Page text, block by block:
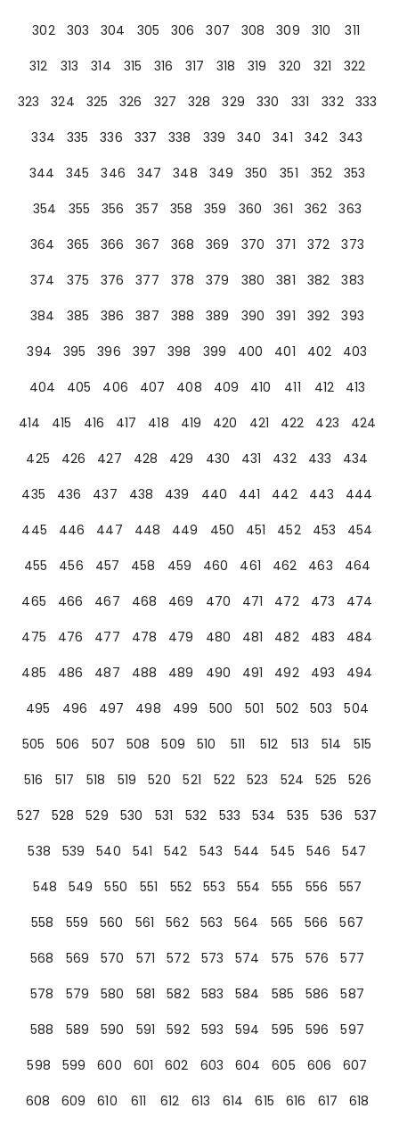
302
303 304 305 306 307 308 309 310
311
312
313 314 315 316 317 318 319 320 321
322
323
324 325 326 327 328 329 330 331 332
333
334
335 336 337 338 339 340 341 342
343
344
345 346 347 348 349 350 351 352
353
354
355 356 357 358 359 360 361 362
363
364
365 366 367 368 369 370 371 372
373
374
375 376 377 378 379 380 381 382
383
384
385 386 387 388 389 390 391 392
393
394
395 396 397 398 399 400 401 402
403
404
405 406 407 408 409 410 411 412
413
414
415 416 417 418 419 420 421 422 423
424
425
426 427 428 429 430 431 432 433
434
435
436 437 438 439 440 441 442 443
444
445
446 447 448 449 450 451 452 453
454
455
456 457 458 459 460 461 462 463
464
465
466 467 468 469 470 471 472 473
474
475
476 477 478 479 480 481 482 483
484
485
486 487 488 489 490 491 492 493
494
495
496 497 498 499 500 501 502 503
504
505
506 507 508 509 510 511 512 513 514
515
516
517 518 519 520 521 522 523 524 525
526
527
528 529 530 531 532 533 534 535 536
537
538
539 540 541 542 543 544 545 546
547
548
549 550 551 552 553 554 555 556
557
558
559 560 561 562 563 564 565 566
567
568
569 570 571 572 573 574 575 576
577
578
579 580 581 582 583 584 585 586
587
588
589 590 591 592 593 594 595 596
597
598
599 600 601 602 603 604 605 606
607
608
609 610 611 612 613 614 615 616 617
618